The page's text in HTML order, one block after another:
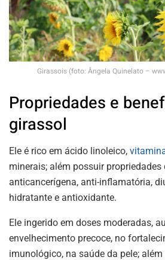
Girassois (foto: Ângela Quinelato –
Propriedades e
girassol
Ele é rico em ácido linoleico,
minerais; além possuir propriedades
anticancerígena, anti-inflamatória,
hidratante e antioxidante.
Ele ingerido em doses moderadas,
envelhecimento precoce, no
imunológico, na saúde da pele;